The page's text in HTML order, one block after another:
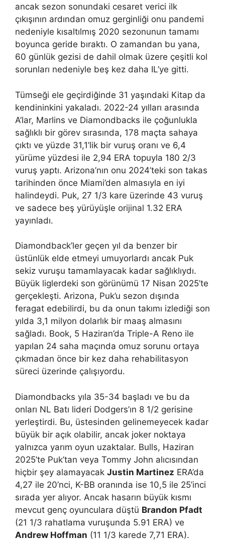
ancak sezon sonundaki cesaret verici ilk
çıkışının ardından omuz gerginliği onu pandemi
nedeniyle kısaltılmış 2020 sezonunun tamamı
boyunca geride bıraktı. O zamandan bu yana,
60 günlük gezisi de dahil olmak üzere çeşitli kol
sorunları nedeniyle beş kez daha IL’ye gitti.
Tümseği ele geçirdiğinde 31 yaşındaki Kitap da
kendininkini yakaladı. 2022-24 yılları arasında
A’lar, Marlins ve Diamondbacks ile çoğunlukla
sağlıklı bir görev sırasında, 178 maçta sahaya
çıktı ve yüzde 31,1’lik bir vuruş oranı ve 6,4
yürüme yüzdesi ile 2,94 ERA topuyla 180 2/3
vuruş yaptı. Arizona’nın onu 2024’teki son takas
tarihinden önce Miami’den almasıyla en iyi
halindeydi. Puk, 27 1/3 kare üzerinde 43 vuruş
ve sadece beş yürüyüşle orijinal 1.32 ERA
yayınladı.
Diamondback’ler geçen yıl da benzer bir
üstünlük elde etmeyi umuyorlardı ancak Puk
sekiz vuruşu tamamlayacak kadar sağlıklıydı.
Büyük liglerdeki son görünümü 17 Nisan 2025’te
gerçekleşti. Arizona, Puk’u sezon dışında
feragat edebilirdi, bu da onun takımı izlediği son
yılda 3,1 milyon dolarlık bir maaş almasını
sağladı. Book, 5 Haziran’da Triple-A Reno ile
yapılan 24 saha maçında omuz sorunu ortaya
çıkmadan önce bir kez daha rehabilitasyon
süreci üzerinde çalışıyordu.
Diamondbacks yıla 35-34 başladı ve bu da
onları NL Batı lideri Dodgers’ın 8 1/2 gerisine
yerleştirdi. Bu, üstesinden gelinemeyecek kadar
büyük bir açık olabilir, ancak joker noktaya
yalnızca yarım oyun uzaktalar. Bulls, Haziran
2025’te Puk’tan veya Tommy John alıcısından
hiçbir şey alamayacak Justin Martinez ERA’da
4,27 ile 20’nci, K-BB oranında ise 10,5 ile 25’inci
sırada yer alıyor. Ancak hasarın büyük kısmı
mevcut genç oyunculara düştü Brandon Pfadt
(21 1/3 rahatlama vuruşunda 5.91 ERA) ve
Andrew Hoffman (11 1/3 karede 7,71 ERA).